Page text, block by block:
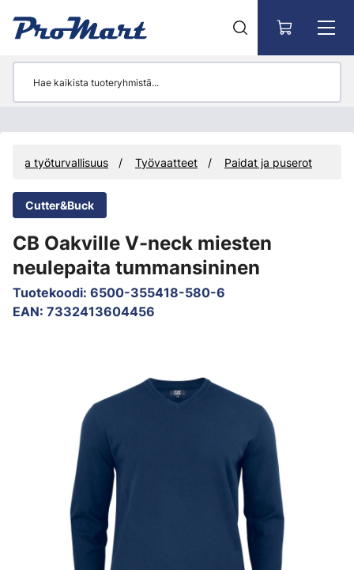
ja työturvallisuus Työvaatteet Paidat ja puserot
Cutter&Buck
CB Oakville V-neck miesten
neulepaita tummansininen
Tuotekoodi: 6500-355418-580-6
EAN: 7332413604456